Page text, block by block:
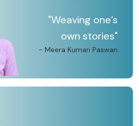
"Weaving one’s
own stories"
- Meera Kumari Paswan